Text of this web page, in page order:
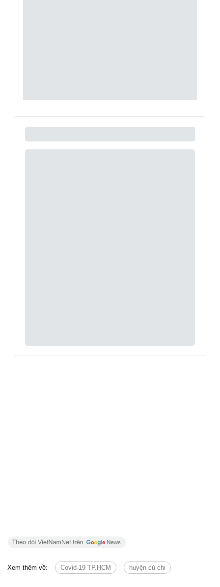
Xem thêm về: Covid-19 TP.HCM huyện củ chi